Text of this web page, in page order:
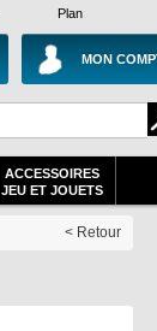
Plan
MON
ACCESSOIRES
JEU ET JOUETS
< Retour